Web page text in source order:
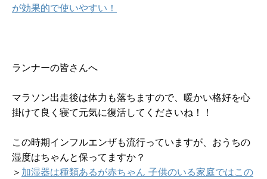
が効果的で使いやすい！
ランナーの皆さんへ
マラソン出走後は体力も落ちますので、暖かい格好を心
掛けて良く寝て元気に復活してくださいね！！
この時期インフルエンザも流行っていますが、おうちの
湿度はちゃんと保ってますか？
＞ 加湿器は種類あるが赤ちゃん 子供のいる家庭ではこの